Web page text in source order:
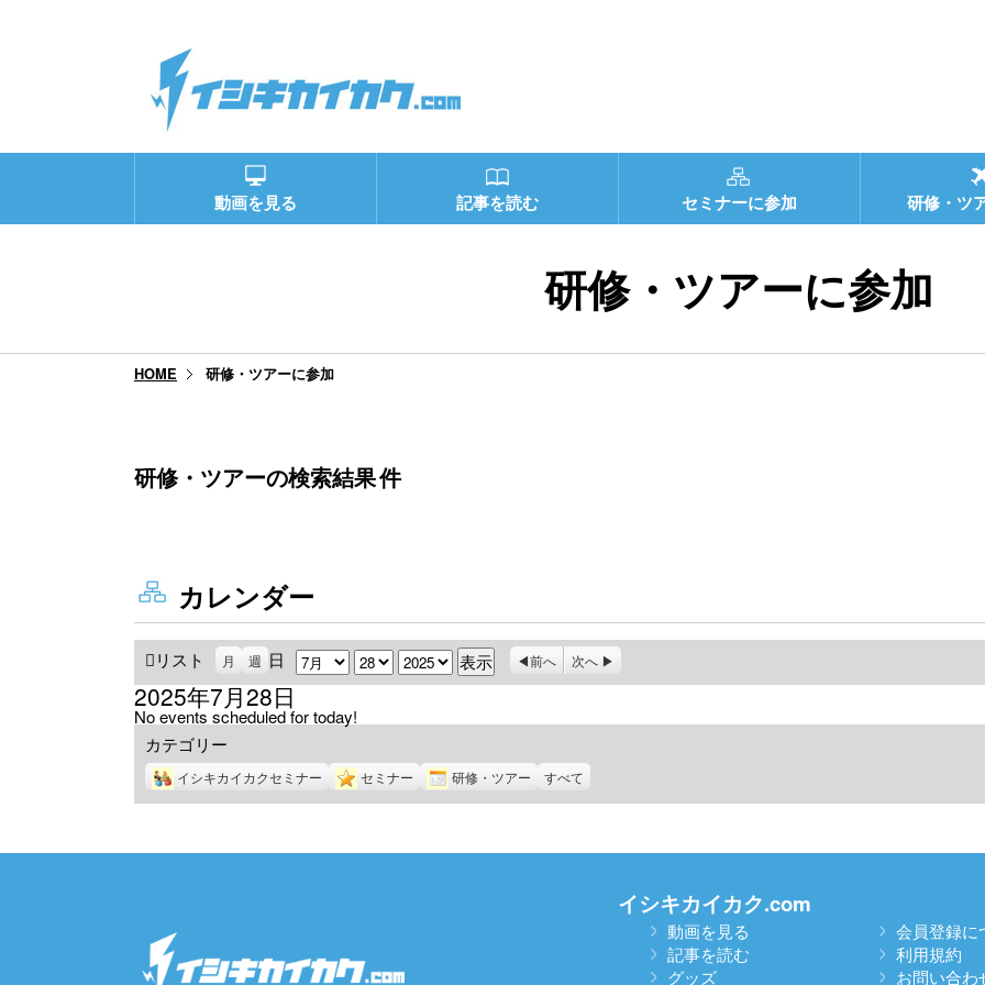
動画を見る 記事を読む セミナーに参加 研修・ツ
研修・ツアーに参加
HOME 研修・ツアーに参加
研修・ツアーの検索結果件
カレンダー
リスト
示
月 週 日 月 日 年 前へ 次へ
2025年7月28日
No events scheduled for today!
カテゴリー
イシキカイカクセミナー セミナー 研修・ツアー すべて
イシキカイカク.com
動画を見る
記事を読む
グッズ
会員登録に
利用規約
お問い合わ